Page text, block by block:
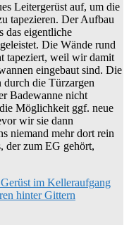
Leitergerüst auf, um die
tapezieren. Der Aufbau
das eigentliche
Die Wände rund
tapeziert, weil wir damit
eingebaut sind. Die
durch die Türzargen
Badewanne nicht
Möglichkeit ggf. neue
wir sie dann
niemand mehr dort rein
der zum EG gehört,